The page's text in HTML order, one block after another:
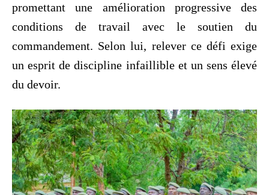
promettant une amélioration progressive des
conditions de travail avec le soutien du
commandement. Selon lui, relever ce défi exige
un esprit de discipline infaillible et un sens élevé
du devoir.